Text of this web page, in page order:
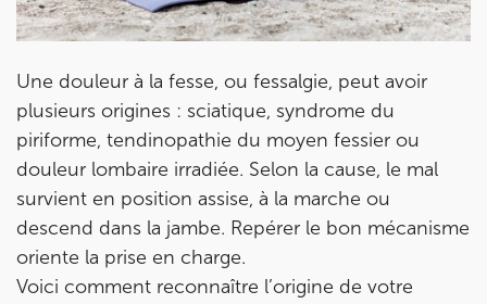
Une douleur à la fesse, ou fessalgie, peut avoir
plusieurs origines : sciatique, syndrome du
piriforme, tendinopathie du moyen fessier ou
douleur lombaire irradiée. Selon la cause, le mal
survient en position assise, à la marche ou
descend dans la jambe. Repérer le bon mécanisme
oriente la prise en charge.
Voici comment reconnaître l’origine de votre